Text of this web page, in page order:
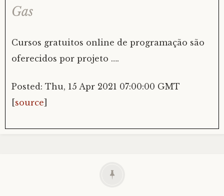
Gas
Cursos gratuitos online de programação são
oferecidos por projeto ….
Posted: Thu, 15 Apr 2021 07:00:00 GMT
[source]